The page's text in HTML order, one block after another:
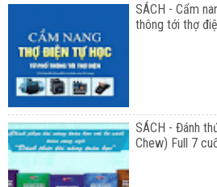
SÁCH - Cẩm
thông tới thợ
SÁCH - Đánh
Chew) Full 7